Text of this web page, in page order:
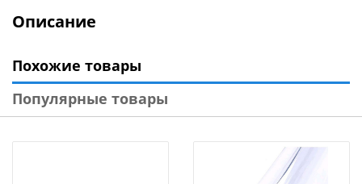
Описание
Похожие товары
Популярные товары